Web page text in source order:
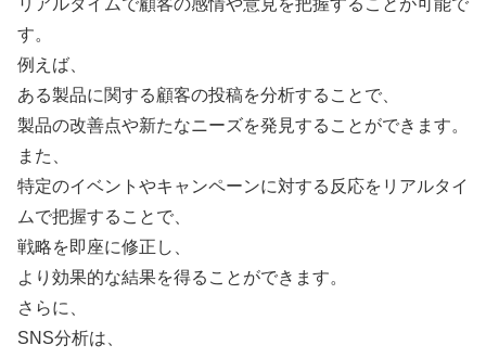
リアルタイムで顧客の感情や意見を把握することが可能で
す。
例えば、
ある製品に関する顧客の投稿を分析することで、
製品の改善点や新たなニーズを発見することができます。
また、
特定のイベントやキャンペーンに対する反応をリアルタイ
ムで把握することで、
戦略を即座に修正し、
より効果的な結果を得ることができます。
さらに、
SNS分析は、